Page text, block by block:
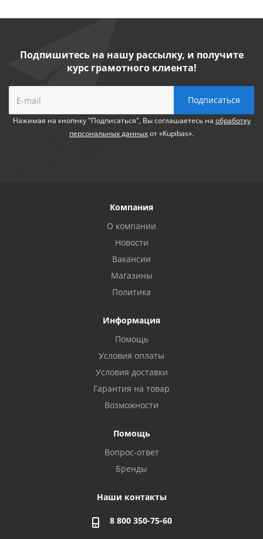
Подпишитесь на нашу рассылку, и получите
курс грамотного клиента!
Нажимая на кнопнку "Подписаться", Вы соглашаетесь на обработку
персональных данныхот «Kupibas».
Компания
О компании
Новости
Вакансии
Магазины
Политика
Информация
Помощь
Условия оплаты
Условия доставки
Гарантия на товар
Возможности
Помощь
Вопрос-ответ
Бренды
Наши контакты
8 800 350-75-60